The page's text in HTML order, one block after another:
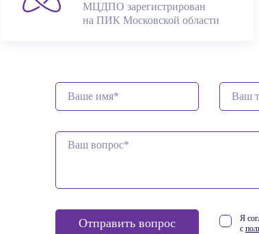
МЦДПО зарегистрирован
на ПИК Московской области
Отправить вопрос
Я
с